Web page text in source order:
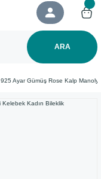
ARA
925 Ayar Gümüş Rose Kalp